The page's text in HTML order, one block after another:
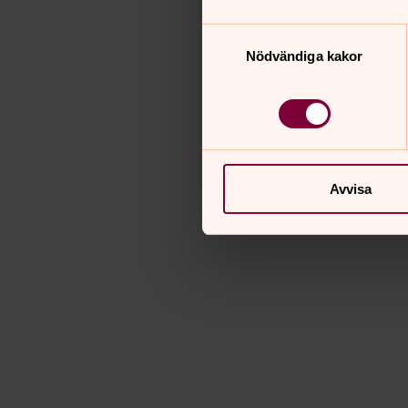
Nödvändiga kakor
Avvisa